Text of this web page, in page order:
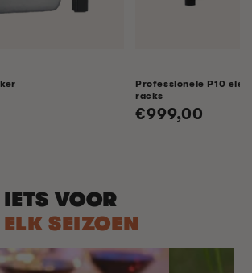
Professionele P10
racks
Normale
€999,00
IETS VOOR
ELK SEIZOEN